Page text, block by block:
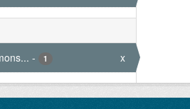
- 1 x